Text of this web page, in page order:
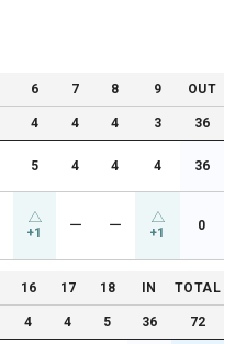
6 7 8 9 OUT
4 4 4 3 36
5 4 4 4 36
+1 ー ー +1 0
16 17 18 IN TOTAL
4 4 5 36 72